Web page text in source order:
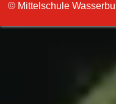
© Mittelschule